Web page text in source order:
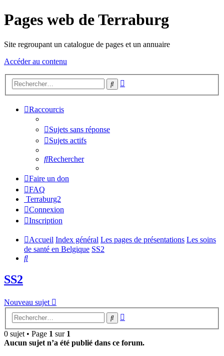
Pages web de Terraburg
Site regroupant un catalogue de pages et un annuaire
Accéder au contenu
Rechercher
Raccourcis
Sujets sans réponse
Sujets actifs
Rechercher
Faire un don
FAQ
Terraburg2
Connexion
Inscription
Accueil Index général Les pages de présentations Les soins
de santé en Belgique SS2
Rechercher
SS2
Nouveau sujet
Rechercher
0 sujet • Page 1 sur 1
Aucun sujet n’a été publié dans ce forum.